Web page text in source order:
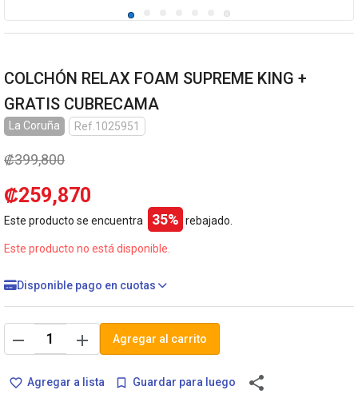
COLCHÓN RELAX FOAM SUPREME KING +
GRATIS CUBRECAMA
La Coruña Ref.1025951
₡399,800
₡259,870
Este producto se encuentra 35% rebajado.
Este producto no está disponible.
Disponible pago en cuotas
remove add Agregar al carrito
favorite_border Agregar a lista bookmark_border Guardar para luego share